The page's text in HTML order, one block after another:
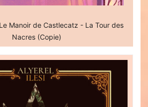
Manoir de Castlecatz - La Tour des
Nacres (Copie)